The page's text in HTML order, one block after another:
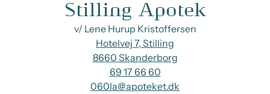
Stilling Apotek
v/ Lene Hurup Kristoffersen
Hotelvej 7, Stilling
8660 Skanderborg
69 17 66 60
060la@apoteket.dk